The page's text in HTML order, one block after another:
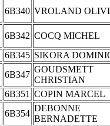
6B340 VROLAND
6B342 COCQ MICHEL
6B345 SIKORA
6B347
GOUDSMETT
CHRISTIAN
6B351 COPIN MARCEL
6B354
DEBONNE
BERNADETTE